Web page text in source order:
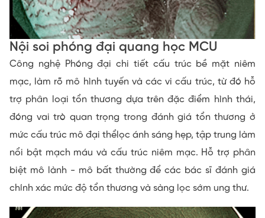
Nội soi phóng đại quang học MCU
Công nghệ Phóng đại chi tiết cấu trúc bề mặt niêm
mạc, làm rõ mô hình tuyến và các vi cấu trúc, từ đó hỗ
trợ phân loại tổn thương dựa trên đặc điểm hình thái,
đóng vai trò quan trọng trong đánh giá tổn thương ở
mức cấu trúc mô đại thểlọc ánh sáng hẹp, tập trung làm
nổi bật mạch máu và cấu trúc niêm mạc. Hỗ trợ phân
biệt mô lành - mô bất thường để các bác sĩ đánh giá
chính xác mức độ tổn thương và sàng lọc sớm ung thư.